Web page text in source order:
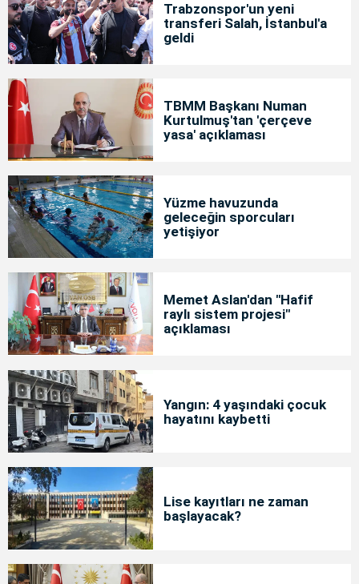
Trabzonspor'un yeni
transferi Salah, İstanbul'a
geldi
TBMM Başkanı Numan
Kurtulmuş'tan 'çerçeve
yasa' açıklaması
Yüzme havuzunda
geleceğin sporcuları
yetişiyor
Memet Aslan'dan "Hafif
raylı sistem projesi"
açıklaması
Yangın: 4 yaşındaki çocuk
hayatını kaybetti
Lise kayıtları ne zaman
başlayacak?